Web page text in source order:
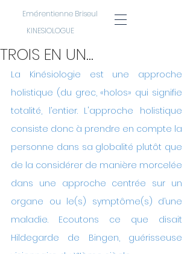
Emérentienne Briseul
KINESIOLOGUE
TROIS EN UN...
La Kinésiologie est une approche
holistique (du grec, «holos» qui signifie
totalité, l’entier. L'approche holistique
consiste donc à prendre en compte la
personne dans sa globalité plutôt que
de la considérer de manière morcelée
dans une approche centrée sur un
organe ou le(s) symptôme(s) d’une
maladie. Ecoutons ce que disait
Hildegarde de Bingen, guérisseuse